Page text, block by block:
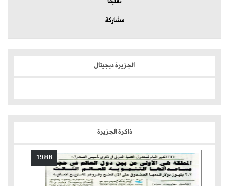
تعليقا
مشاركة
الجزيرة ديجيتال
ذاكرة الجزيرة
1988